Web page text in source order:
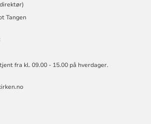
Tangen
fra kl. 09.00 - 15.00 på hverdager.